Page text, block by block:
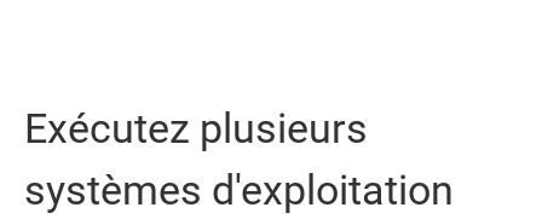
Exécutez plusieurs
systèmes d'exploitation